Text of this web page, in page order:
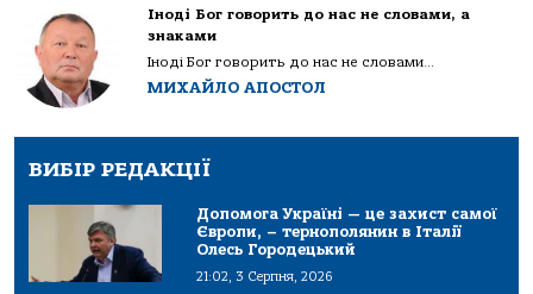
Іноді Бог говорить до нас не словами, а
знаками
Іноді Бог говорить до нас не словами...
МИХАЙЛО АПОСТОЛ
ВИБІР РЕДАКЦІЇ
Допомога Україні — це захист самої
Європи, – тернополянин в Італії
Олесь Городецький
21:02, 3 Серпня, 2026